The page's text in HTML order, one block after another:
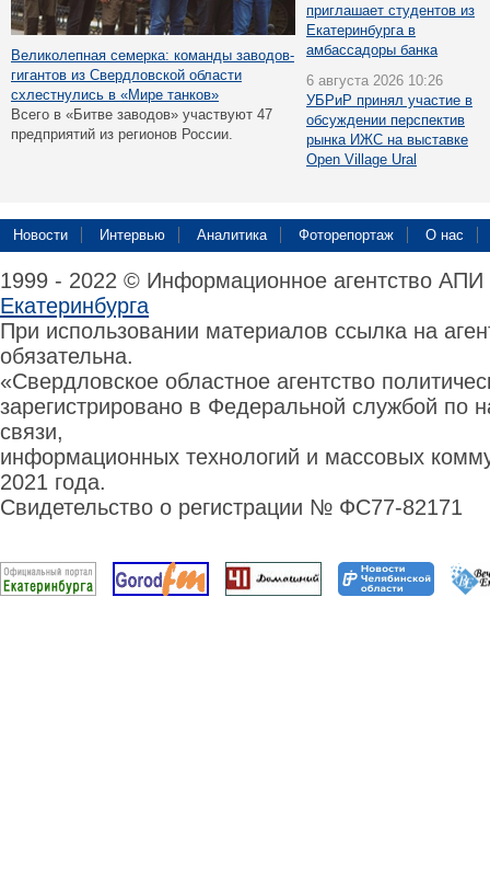
Великолепная семерка: команды заводов-
гигантов из Свердловской области
схлестнулись в «Мире танков»
Всего в «Битве заводов» участвуют 47
предприятий из регионов России.
приглашает студентов из
Екатеринбурга в
амбассадоры банка
6 августа 2026 10:26
УБРиР принял участие в
обсуждении перспектив
рынка ИЖС на выставке
Open Village Ural
Новости Интервью Аналитика Фоторепортаж О нас
1999 - 2022 © Информационное агентство
Екатеринбурга
При использовании материалов ссылка на
обязательна.
«Свердловское областное агентство
зарегистрировано в Федеральной службой по
связи,
информационных технологий и массовых
2021 года.
Свидетельство о регистрации № ФС77-82171